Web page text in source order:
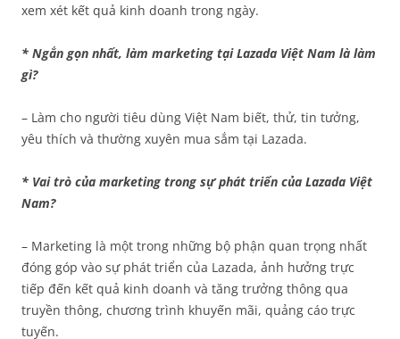
xem xét kết quả kinh doanh trong ngày.
* Ngắn gọn nhất, làm marketing tại Lazada Việt Nam là làm
gì?
– Làm cho người tiêu dùng Việt Nam biết, thử, tin tưởng,
yêu thích và thường xuyên mua sắm tại Lazada.
* Vai trò của marketing trong sự phát triển của Lazada Việt
Nam?
– Marketing là một trong những bộ phận quan trọng nhất
đóng góp vào sự phát triển của Lazada, ảnh hưởng trực
tiếp đến kết quả kinh doanh và tăng trưởng thông qua
truyền thông, chương trình khuyến mãi, quảng cáo trực
tuyến.